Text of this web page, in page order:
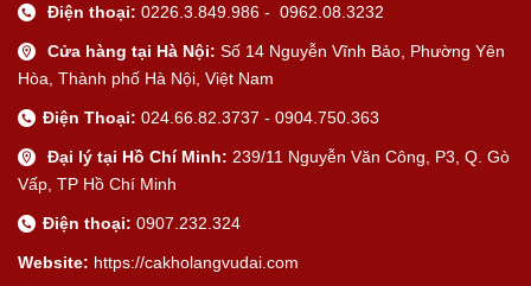
Điện thoại: 0226.3.849.986 - 0962.08.3232
Cửa hàng tại Hà Nội: Số 14 Nguyễn Vĩnh Bảo, Phường Yên
Hòa, Thành phố Hà Nội, Việt Nam
Điện Thoại: 024.66.82.3737 - 0904.750.363
Đại lý tại Hồ Chí Minh: 239/11 Nguyễn Văn Công, P3, Q. Gò
Vấp, TP Hồ Chí Minh
Điện thoại: 0907.232.324
Website: https://cakholangvudai.com